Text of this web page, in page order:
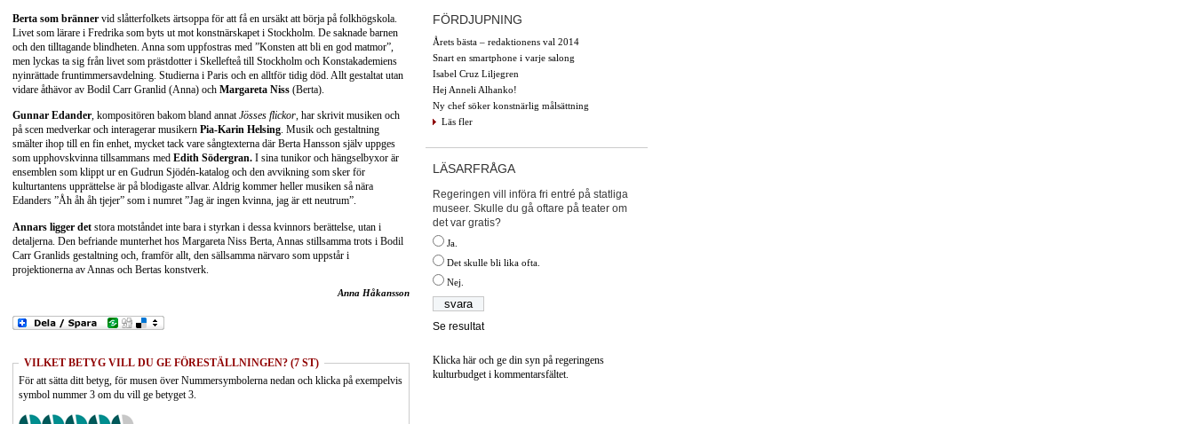
Berta som bränner vid slåtterfolkets ärtsoppa för att få en ursäkt att börja på folkhögskola.
Livet som lärare i Fredrika som byts ut mot konstnärskapet i Stockholm. De saknade barnen
och den tilltagande blindheten. Anna som uppfostras med ”Konsten att bli en god matmor”,
men lyckas ta sig från livet som prästdotter i Skellefteå till Stockholm och Konstakademiens
nyinrättade fruntimmersavdelning. Studierna i Paris och en alltför tidig död. Allt gestaltat utan
vidare åthävor av Bodil Carr Granlid (Anna) och Margareta Niss (Berta).
Gunnar Edander, kompositören bakom bland annatJösses flickor, har skrivit musiken och
på scen medverkar och interagerar musikern Pia-Karin Helsing. Musik och gestaltning
smälter ihop till en fin enhet, mycket tack vare sångtexterna där Berta Hansson själv uppges
som upphovskvinna tillsammans med Edith Södergran. I sina tunikor och hängselbyxor är
ensemblen som klippt ur en Gudrun Sjödén-katalog och den avvikning som sker för
kulturtantens upprättelse är på blodigaste allvar. Aldrig kommer heller musiken så nära
Edanders ”Åh åh åh tjejer” som i numret ”Jag är ingen kvinna, jag är ett neutrum”.
Annars ligger det stora motståndet inte bara i styrkan i dessa kvinnors berättelse, utan i
detaljerna. Den befriande munterhet hos Margareta Niss Berta, Annas stillsamma trots i Bodil
Carr Granlids gestaltning och, framför allt, den sällsamma närvaro som uppstår i
projektionerna av Annas och Bertas konstverk.
Anna Håkansson
VILKET BETYG VILL DU GE FÖRESTÄLLNINGEN? (7 ST)
För att sätta ditt betyg, för musen över Nummersymbolerna nedan och klicka på exempelvis
symbol nummer 3 om du vill ge betyget 3.
FÖRDJUPNING
Årets bästa – redaktionens val 2014
Snart en smartphone i varje salong
Isabel Cruz Liljegren
Hej Anneli Alhanko!
Ny chef söker konstnärlig målsättning
Läs fler
LÄSARFRÅGA
Regeringen vill införa fri entré på statliga
museer. Skulle du gå oftare på teater om
det var gratis?
Ja.
Det skulle bli lika ofta.
Nej.
Se resultat
Klicka här och ge din syn på regeringens
kulturbudget i kommentarsfältet.